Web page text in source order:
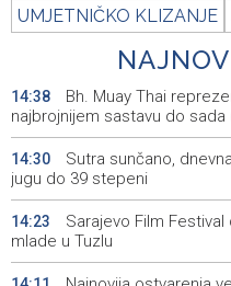
UMJETNIČKO KLIZANJE
14:38
Bh. Muay Thai
najbrojnijem sastavu do sada
14:30
Sutra sunčano,
jugu do 39 stepeni
14:23
Sarajevo Film
mlade u Tuzlu